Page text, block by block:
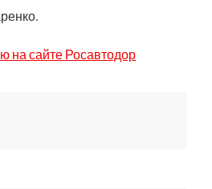
на сайте Росавтодор